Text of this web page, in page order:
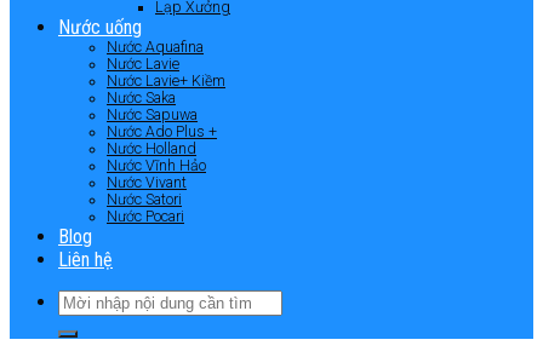
Lạp Xưởng
Nước uống
Nước Aquafina
Nước Lavie
Nước Lavie+ Kiềm
Nước Saka
Nước Sapuwa
Nước Ado Plus +
Nước Holland
Nước Vĩnh Hảo
Nước Vivant
Nước Satori
Nước Pocari
Blog
Liên hệ